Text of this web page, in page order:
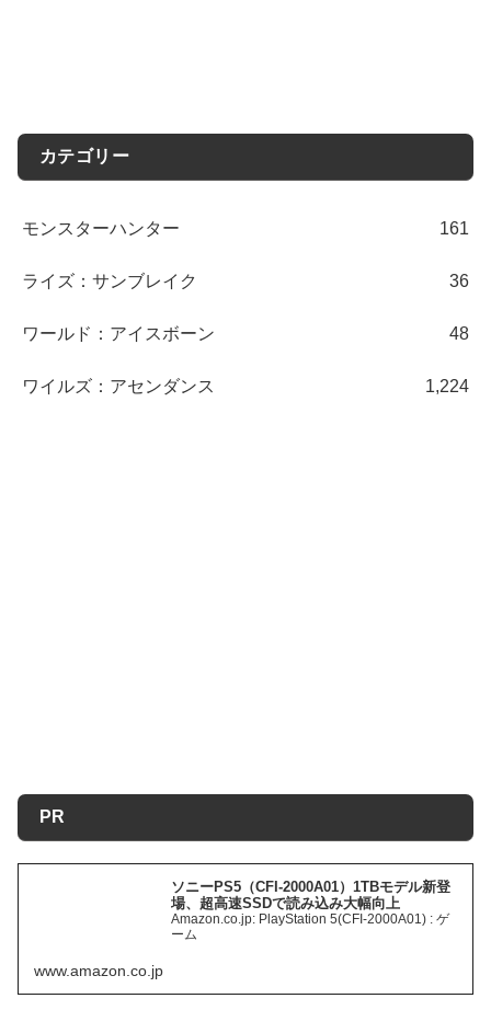
カテゴリー
モンスターハンター 161
ライズ：サンブレイク 36
ワールド：アイスボーン 48
ワイルズ：アセンダンス 1,224
PR
ソニーPS5（CFI-2000A01）1TBモデル新登
場、超高速SSDで読み込み大幅向上
Amazon.co.jp: PlayStation 5(CFI-2000A01) : ゲ
ーム
www.amazon.co.jp